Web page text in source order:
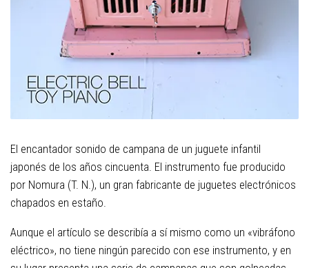
El encantador sonido de campana de un juguete infantil
japonés de los años cincuenta. El instrumento fue producido
por Nomura (T. N.), un gran fabricante de juguetes electrónicos
chapados en estaño.
Aunque el artículo se describía a sí mismo como un «vibráfono
eléctrico», no tiene ningún parecido con ese instrumento, y en